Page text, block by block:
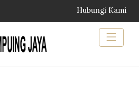
Hubungi Kami